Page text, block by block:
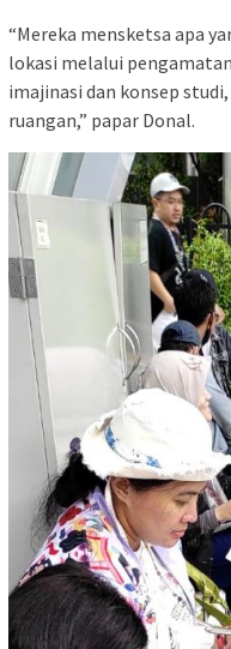
“Mereka mensketsa apa
lokasi melalui
imajinasi dan konsep
ruangan,” papar Donal.